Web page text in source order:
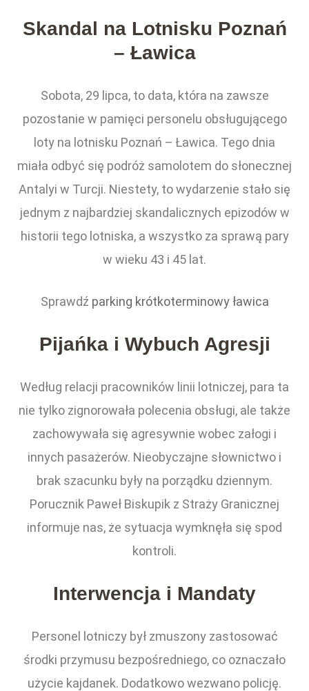
Skandal na Lotnisku Poznań
– Ławica
Sobota, 29 lipca, to data, która na zawsze
pozostanie w pamięci personelu obsługującego
loty na lotnisku Poznań – Ławica. Tego dnia
miała odbyć się podróż samolotem do słonecznej
Antalyi w Turcji. Niestety, to wydarzenie stało się
jednym z najbardziej skandalicznych epizodów w
historii tego lotniska, a wszystko za sprawą pary
w wieku 43 i 45 lat.
Sprawdź parking krótkoterminowy ławica
Pijańka i Wybuch Agresji
Według relacji pracowników linii lotniczej, para ta
nie tylko zignorowała polecenia obsługi, ale także
zachowywała się agresywnie wobec załogi i
innych pasażerów. Nieobyczajne słownictwo i
brak szacunku były na porządku dziennym.
Porucznik Paweł Biskupik z Straży Granicznej
informuje nas, że sytuacja wymknęła się spod
kontroli.
Interwencja i Mandaty
Personel lotniczy był zmuszony zastosować
środki przymusu bezpośredniego, co oznaczało
użycie kajdanek. Dodatkowo wezwano policję.